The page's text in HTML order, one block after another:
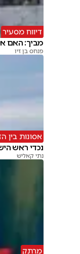
דיווח מסעיר
מביך: האם
פנחס בן זיו
אסונות בין
נכדי ראש
נתי קאליש
מרתק